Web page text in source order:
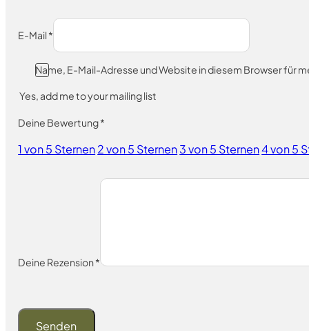
E-Mail*
Name, E-Mail-Adresse und Website in diesem Browser für
Yes, add me to your mailing list
Deine Bewertung*
1 von 5 Sternen2 von 5 Sternen3 von 5 Sternen4 von 5
Deine Rezension*